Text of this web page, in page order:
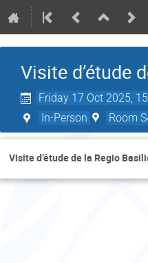
Visite d’étude
Friday 17 Oct 2025,
In-Person Room
Visite d’étude de la Regio